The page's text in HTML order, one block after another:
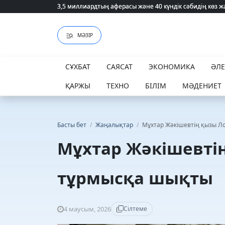
3,5 миллиардтың аферасы және 40 күндік сәбидің
3,5 миллиардтың аферасы және 40 күндік сәбидің
МӘЗІР
СҰХБАТ САЯСАТ ЭКОНОМИКА
ҚАРЖЫ
ТЕХНО БІЛІМ МӘДЕНИЕТ
Басты бет / Жаңалықтар / Мұхтар Жәкішевтің қызы
Мұхтар
тұрмысқа шықты
4 маусым, 2026 Сілтеме